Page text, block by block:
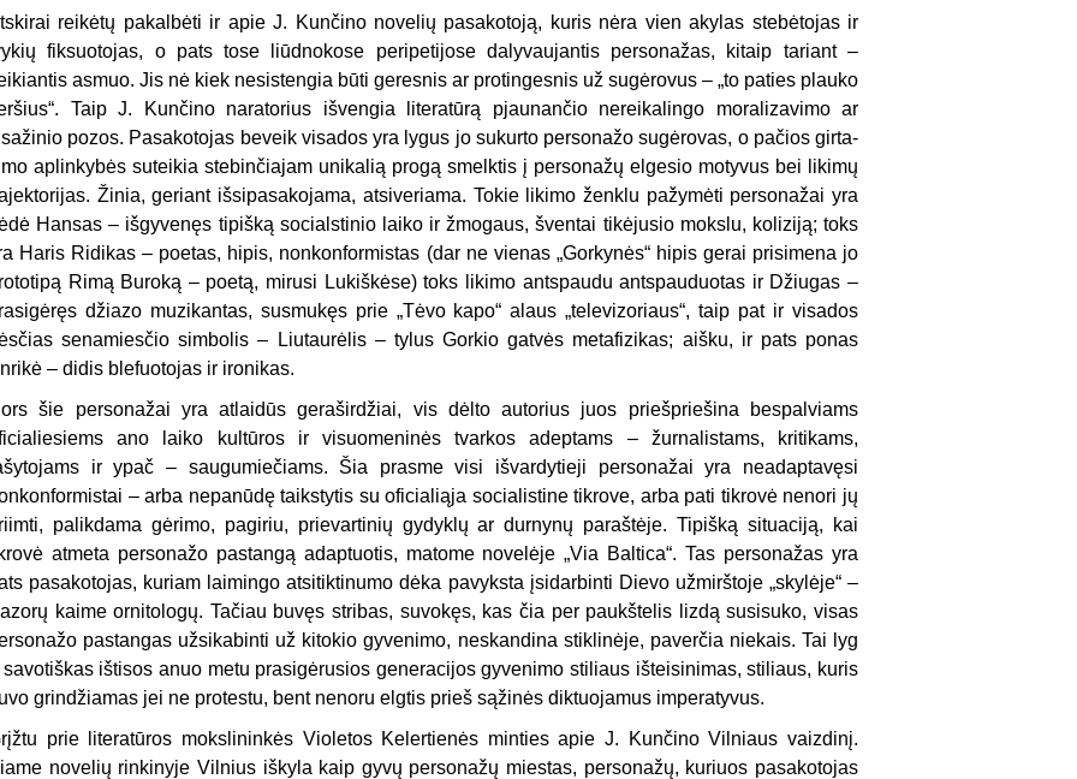
reikėtų pakalbėti ir apie J. Kunčino novelių pasakotoją, kuris nėra vien akylas stebėtojas ir
fiksuotojas, o pats tose liūdnokose peripetijose dalyvaujantis persona­žas, kitaip tariant –
asmuo. Jis nė kiek nesistengia būti geresnis ar protingesnis už sugėrovus – „to paties plauko
Taip J. Kunči­no naratorius išvengia literatūrą pjaunančio nereikalingo moralizavi­mo ar
pozos. Pasakotojas beveik visados yra lygus jo sukurto personažo sugėrovas, o pačios girta­
aplinkybės suteikia stebinčiajam unikalią progą smelktis į personažų elgesio motyvus bei likimų
Žinia, geriant išsipasakojama, atsiveriama. Tokie likimo ženklu pažymėti personažai yra
Hansas – išgyvenęs tipišką socialstinio laiko ir žmogaus, šventai tikėjusio mokslu, koliziją; toks
Haris Ridikas – poetas, hipis, nonkonformistas (dar ne vienas „Gorkynės“ hipis gerai prisimena jo
Rimą Buroką – poetą, mirusi Lukiškėse) toks likimo antspaudu antspauduotas ir Džiugas –
džiazo muzikantas, susmukęs prie „Tėvo ka­po“ alaus „televizoriaus“, taip pat ir visados
senamiesčio simbolis – Liutaurėlis – tylus Gorkio gatvės metafizikas; aišku, ir pats ponas
– didis blefuotojas ir ironikas.
šie personažai yra atlaidūs geraširdžiai, vis dėlto autorius juos priešpriešina bespalviams
ano laiko kultūros ir visuome­ninės tvarkos adeptams – žurnalis­tams, kritikams,
ir ypač – saugumiečiams. Šia prasme visi iš­vardytieji personažai yra neadaptavęsi
– arba nepanūdę taikstytis su oficialiąja socialistine tikrove, arba pati tikrovė nenori jų
palikdama gėrimo, pagiriu, prievartinių gydyklų ar durnynų pa­raštėje. Tipišką situaciją, kai
atmeta personažo pastangą adaptuo­tis, matome novelėje „Via Baltica“. Tas personažas yra
pasakotojas, kuriam laimingo atsitiktinumo dėka pavyksta įsidarbinti Dievo užmirštoje „skylėje“ –
kaime ornitologų. Tačiau buvęs stribas, suvokęs, kas čia per paukštelis lizdą susisuko, visas
pastangas užsikabinti už kitokio gyvenimo, neskandina stiklinėje, paverčia niekais. Tai lyg
savotiškas ištisos anuo metu prasigėrusios generacijos gyvenimo stiliaus išteisinimas, stiliaus, kuris
grindžiamas jei ne protestu, bent nenoru elgtis prieš sąžinės diktuojamus imperatyvus.
prie literatūros mokslininkės Violetos Kelertienės minties apie J. Kunčino Vilniaus vaizdinį.
novelių rinkinyje Vilnius iškyla kaip gyvų personažų miestas, personažų, kuriuos pasakotojas